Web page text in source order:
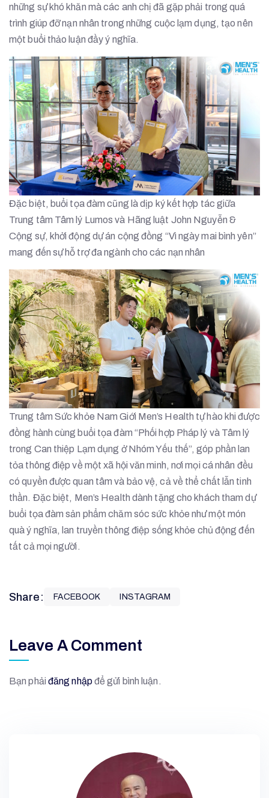
những sự khó khăn mà các anh chị đã gặp phải trong quá
trình giúp đỡ nạn nhân trong những cuộc lạm dụng, tạo nên
một buổi thảo luận đầy ý nghĩa.
Đặc biệt, buổi tọa đàm cũng là dịp ký kết hợp tác giữa
Trung tâm Tâm lý Lumos và Hãng luật John Nguyễn &
Cộng sự, khởi động dự án cộng đồng “Vì ngày mai bình yên”
mang đến sự hỗ trợ đa ngành cho các nạn nhân
Trung tâm Sức khỏe Nam Giới Men’s Health tự hào khi được
đồng hành cùng buổi tọa đàm “Phối hợp Pháp lý và Tâm lý
trong Can thiệp Lạm dụng ở Nhóm Yếu thế”, góp phần lan
tỏa thông điệp về một xã hội văn minh, nơi mọi cá nhân đều
có quyền được quan tâm và bảo vệ, cả về thể chất lẫn tinh
thần. Đặc biệt, Men’s Health dành tặng cho khách tham dự
buổi tọa đàm sản phẩm chăm sóc sức khỏe như một món
quà ý nghĩa, lan truyền thông điệp sống khỏe chủ động đến
tất cả mọi người.
Share: FACEBOOK INSTAGRAM
Leave A Comment
Bạn phải đăng nhậpđể gửi bình luận.